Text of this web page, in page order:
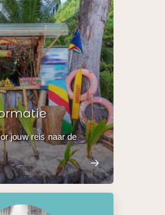
jouw reis naar de